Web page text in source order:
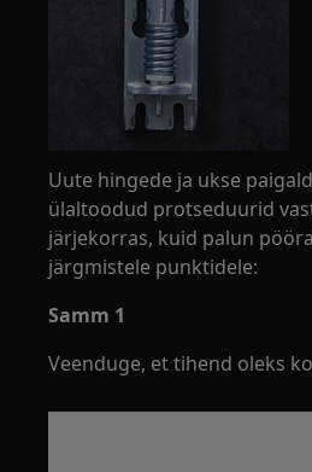
Uute hingede ja ukse
ülaltoodud protseduurid
järjekorras, kuid palun
järgmistele punktidele:
Samm 1
Veenduge, et tihend oleks